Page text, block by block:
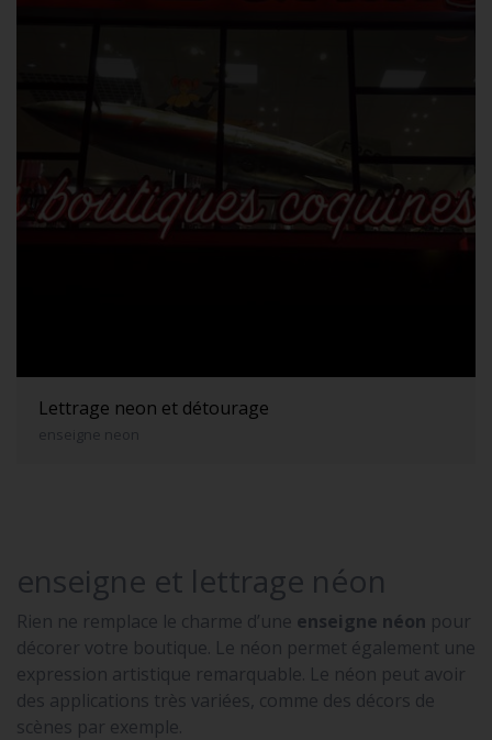
Lettrage neon et détourage
enseigne neon
enseigne et lettrage néon
Rien ne remplace le charme d’une enseigne néon pour
décorer votre boutique. Le néon permet également une
expression artistique remarquable. Le néon peut avoir
des applications très variées, comme des décors de
scènes par exemple.